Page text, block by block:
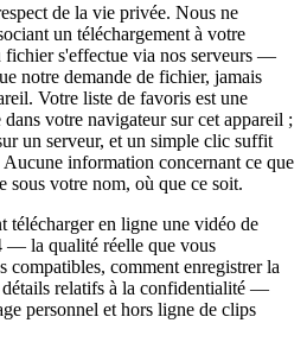
de la vie privée. Nous ne
un téléchargement à votre
fichier s'effectue via nos serveurs —
notre demande de fichier, jamais
Votre liste de favoris est une
votre navigateur sur cet appareil ;
un serveur, et un simple clic suffit
information concernant ce que
sous votre nom, où que ce soit.
télécharger en ligne une vidéo de
— la qualité réelle que vous
compatibles, comment enregistrer la
détails relatifs à la confidentialité —
personnel et hors ligne de clips